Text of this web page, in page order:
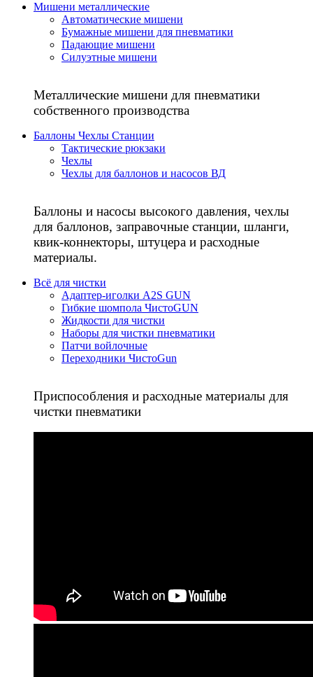
Мишени металлические
Автоматические мишени
Бумажные мишени для пневматики
Падающие мишени
Силуэтные мишени
Металлические мишени для пневматики
собственного производства
Баллоны Чехлы Станции
Тактические рюкзаки
Чехлы
Чехлы для баллонов и насосов ВД
Баллоны и насосы высокого давления, чехлы
для баллонов, заправочные станции, шланги,
квик-коннекторы, штуцера и расходные
материалы.
Всё для чистки
Адаптер-иголки A2S GUN
Гибкие шомпола ЧистоGUN
Жидкости для чистки
Наборы для чистки пневматики
Патчи войлочные
Переходники ЧистоGun
Приспособления и расходные материалы для
чистки пневматики